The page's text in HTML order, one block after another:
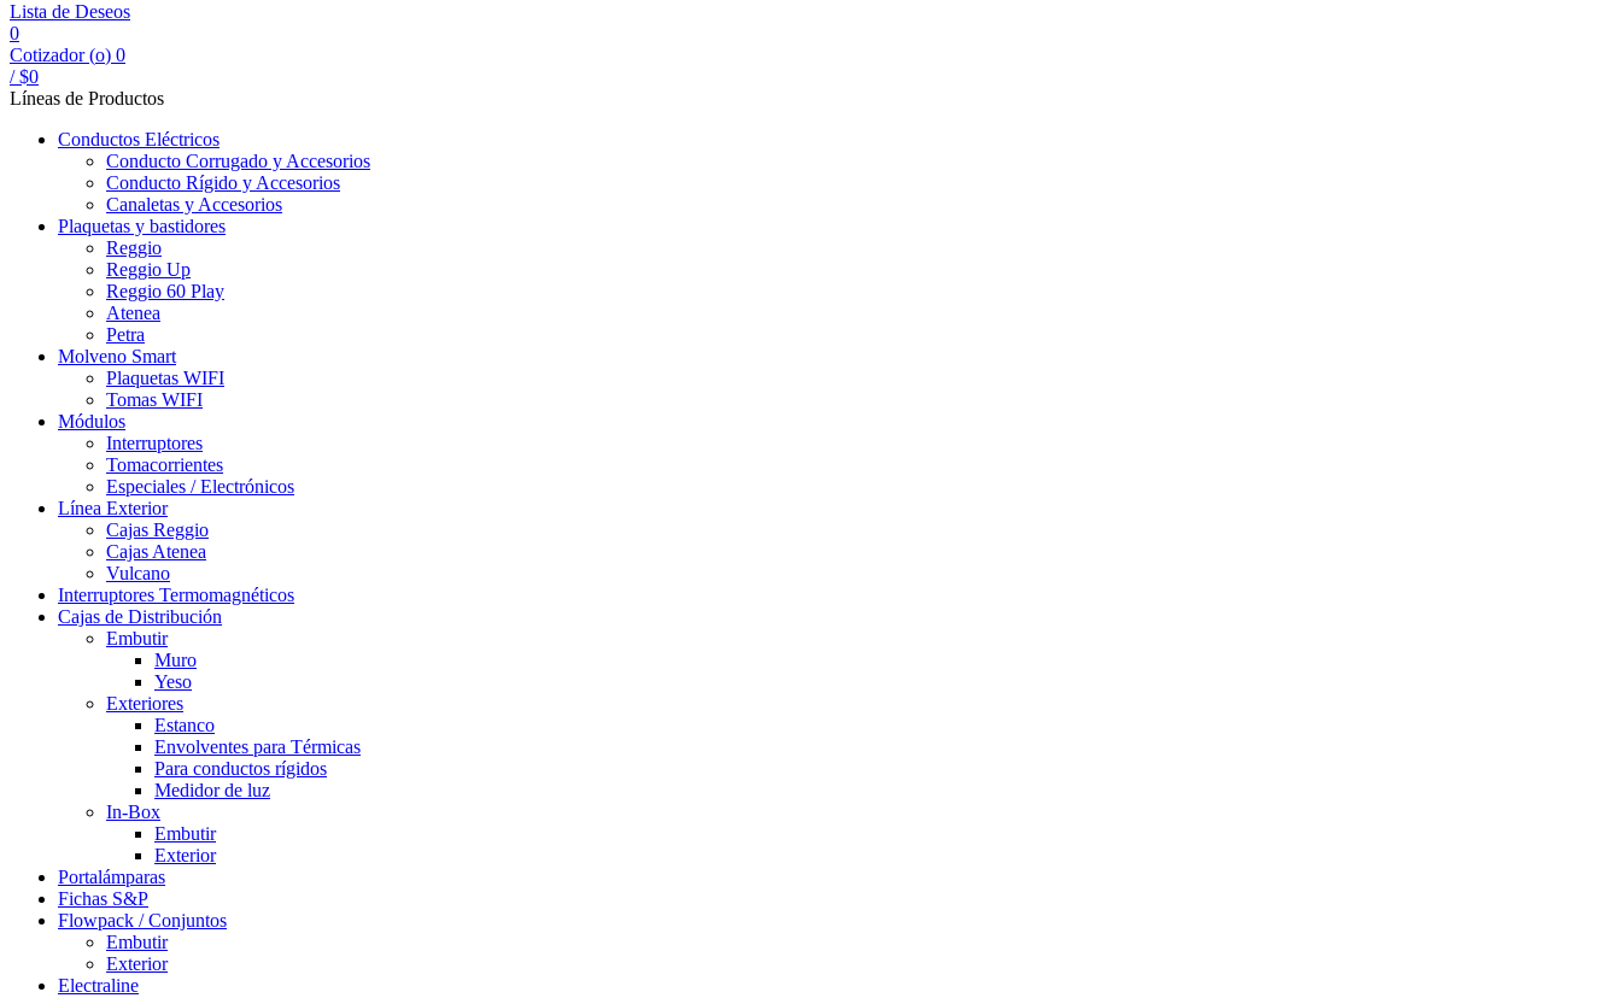
Lista de Deseos
0
Cotizador (o) 0
/ $0
Líneas de Productos
Conductos Eléctricos
Conducto Corrugado y Accesorios
Conducto Rígido y Accesorios
Canaletas y Accesorios
Plaquetas y bastidores
Reggio
Reggio Up
Reggio 60 Play
Atenea
Petra
Molveno Smart
Plaquetas WIFI
Tomas WIFI
Módulos
Interruptores
Tomacorrientes
Especiales / Electrónicos
Línea Exterior
Cajas Reggio
Cajas Atenea
Vulcano
Interruptores Termomagnéticos
Cajas de Distribución
Embutir
Muro
Yeso
Exteriores
Estanco
Envolventes para Térmicas
Para conductos rígidos
Medidor de luz
In-Box
Embutir
Exterior
Portalámparas
Fichas S&P
Flowpack / Conjuntos
Embutir
Exterior
Electraline